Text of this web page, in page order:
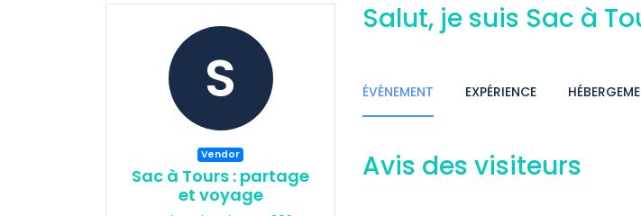
S
Vendor
Sac à Tours : partage
et voyage
Salut, je suis Sac à
ÉVÉNEMENT EXPÉRIENCE
Avis des visiteurs